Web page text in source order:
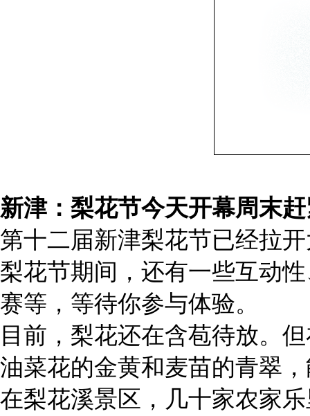
新津：梨花节今天开幕周末
第十二届新津梨花节已经拉
梨花节期间，还有一些互动
赛等，等待你参与体验。
目前，梨花还在含苞待放。
油菜花的金黄和麦苗的青翠
在梨花溪景区，几十家农家